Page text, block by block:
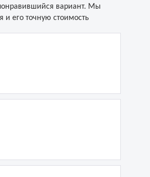
вариант. Мы
его точную стоимость